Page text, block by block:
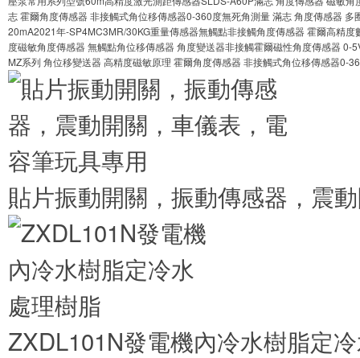
志 霍爾角度傳感器 非接觸式角位移傳感器0-360度無死角測量滿志 角度傳感器 多
20mA2021年-SP4MC3MR/30KG重量傳感器無觸點非接觸角度傳感器 霍爾高精
度磁敏角度傳感器 無觸點角位移傳感器 角度變送器非接觸霍爾磁性角度傳感器 0-
MZ系列 角位移變送器 高精度磁敏原理 霍爾角度傳感器 非接觸式角位移傳感器0-
貼片振動開關，振動傳感器，震
ZXDL101N發電機內冷水樹脂定